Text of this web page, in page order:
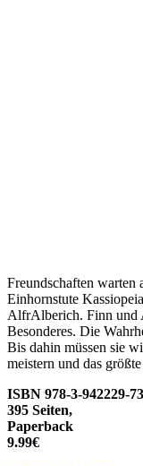
Freundschaften warten
Einhornstute
AlfrAlberich. Finn und
Besonderes. Die
Bis dahin müssen sie
meistern und das
ISBN 978-3-942229-
395 Seiten,
Paperback
9.99€